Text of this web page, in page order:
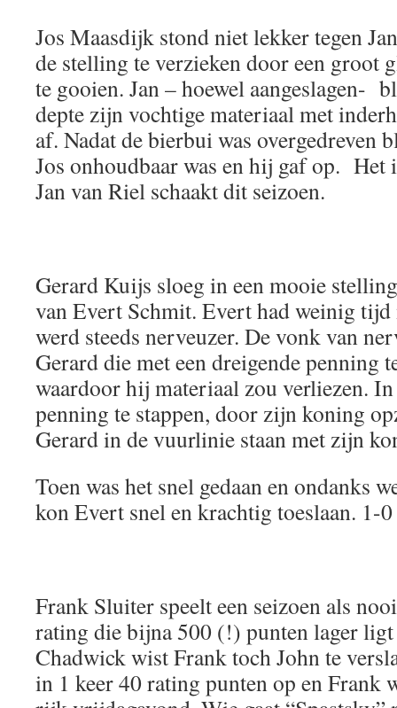
Jos Maasdijk stond niet lekker tegen
de stelling te verzieken door een groot
te gooien. Jan – hoewel aangeslagen-
depte zijn vochtige materiaal met
af. Nadat de bierbui was overgedreven
Jos onhoudbaar was en hij gaf op. Het
Jan van Riel schaakt dit seizoen.
Gerard Kuijs sloeg in een mooie
van Evert Schmit. Evert had weinig
werd steeds nerveuzer. De vonk van
Gerard die met een dreigende penning
waardoor hij materiaal zou verliezen.
penning te stappen, door zijn koning
Gerard in de vuurlinie staan met zijn
Toen was het snel gedaan en ondanks
kon Evert snel en krachtig toeslaan. 1-
Frank Sluiter speelt een seizoen als
rating die bijna 500 (!) punten lager ligt
Chadwick wist Frank toch John te
in 1 keer 40 rating punten op en Frank